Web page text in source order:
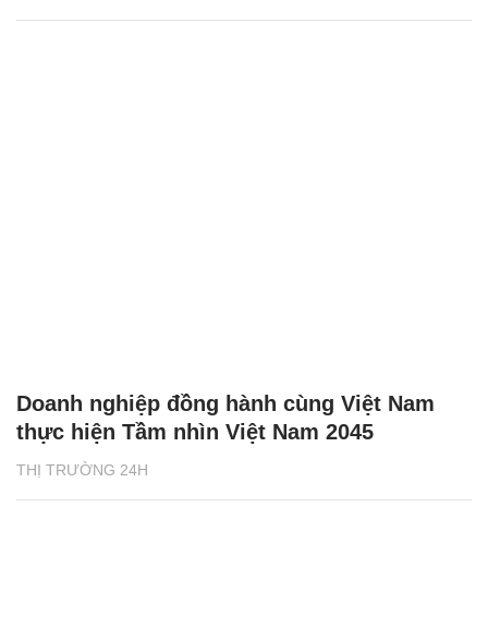
THỊ TRƯỜNG 24H
Doanh nghiệp đồng hành cùng Việt Nam
thực hiện Tầm nhìn Việt Nam 2045